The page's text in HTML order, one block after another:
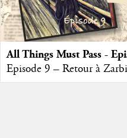
All Things Must Pass -
Episode 9 – Retour à